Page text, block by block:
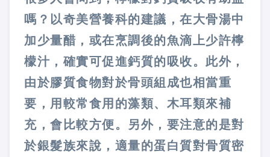
嗎？以奇美營養科的建議，在大骨湯中
加少量醋，或在烹調後的魚滴上少許檸
檬汁，確實可促進鈣質的吸收。此外，
由於膠質食物對於骨頭組成也相當重
要，用較常食用的藻類、木耳類來補
充，會比較方便。另外，要注意的是對
於銀髮族來說，適量的蛋白質對骨質密